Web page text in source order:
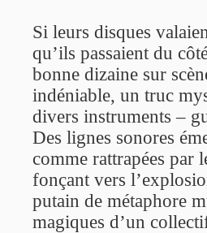
Si leurs disques
qu’ils passaient du
bonne dizaine sur
indéniable, un truc
divers instruments –
Des lignes sonores
comme rattrapées par
fonçant vers
putain de métaphore
magiques d’un